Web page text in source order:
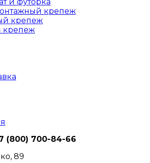
крепеж
крепеж
крепеж
(800) 700-84-66
89